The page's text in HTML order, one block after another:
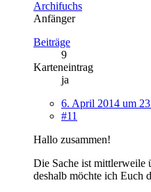
Archifuchs
Anfänger
Beiträge
9
Karteneintrag
ja
6. April 2014 um
#11
Hallo zusammen!
Die Sache ist mittlerweile
deshalb möchte ich Euch